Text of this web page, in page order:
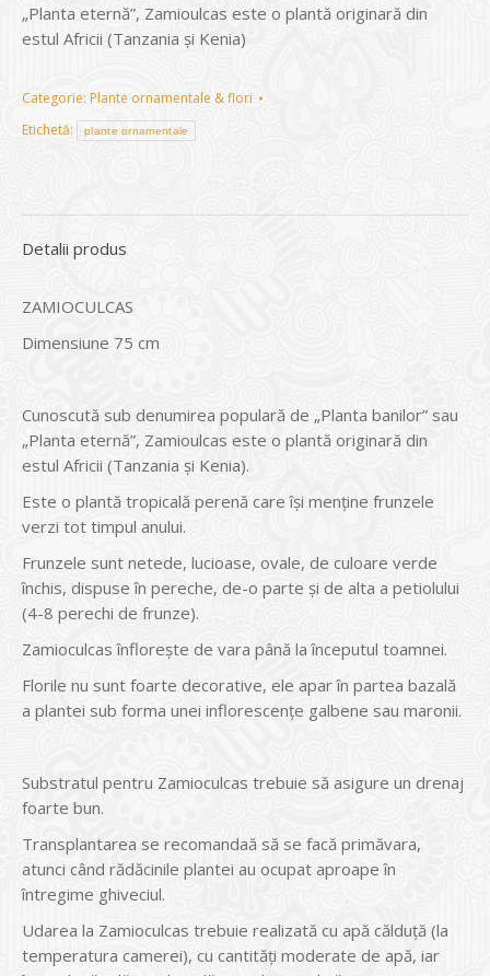
„Planta eternă”, Zamioulcas este o plantă originară din
estul Africii (Tanzania şi Kenia)
Categorie: Plante ornamentale & flori
Etichetă:
plante ornamentale
Detalii produs
ZAMIOCULCAS
Dimensiune 75 cm
Cunoscută sub denumirea populară de „Planta banilor” sau
„Planta eternă”, Zamioulcas este o plantă originară din
estul Africii (Tanzania şi Kenia).
Este o plantă tropicală perenă care îşi menţine frunzele
verzi tot timpul anului.
Frunzele sunt netede, lucioase, ovale, de culoare verde
închis, dispuse în pereche, de-o parte şi de alta a petiolului
(4-8 perechi de frunze).
Zamioculcas înfloreşte de vara până la începutul toamnei.
Florile nu sunt foarte decorative, ele apar în partea bazală
a plantei sub forma unei inflorescenţe galbene sau maronii.
Substratul pentru Zamioculcas trebuie să asigure un drenaj
foarte bun.
Transplantarea se recomandaă să se facă primăvara,
atunci când rădăcinile plantei au ocupat aproape în
întregime ghiveciul.
Udarea la Zamioculcas trebuie realizată cu apă călduţă (la
temperatura camerei), cu cantităţi moderate de apă, iar